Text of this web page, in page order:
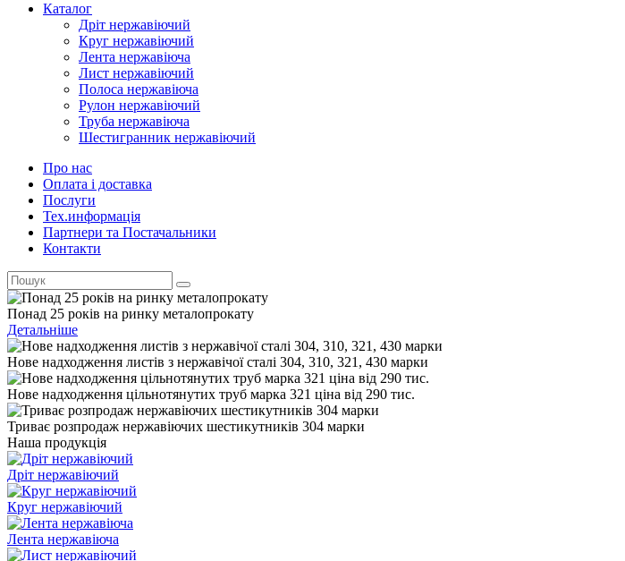
Каталог
Дріт нержавіючий
Круг нержавіючий
Лента нержавіюча
Лист нержавіючий
Полоса нержавіюча
Рулон нержавіючий
Труба нержавіюча
Шестигранник нержавіючий
Про нас
Оплата і доставка
Послуги
Тех.информацiя
Партнери та Постачальники
Контакти
Понад 25 років на ринку металопрокату
Детальніше
Нове надходження листів з нержавічої сталі 304, 310, 321, 430 марки
Нове надходження цільнотянутих труб марка 321 ціна від 290 тис.
Триває розпродаж нержавіючих шестикутників 304 марки
Наша продукція
Дріт нержавіючий
Круг нержавіючий
Лента нержавіюча